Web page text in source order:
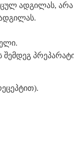
ადგილას, არა